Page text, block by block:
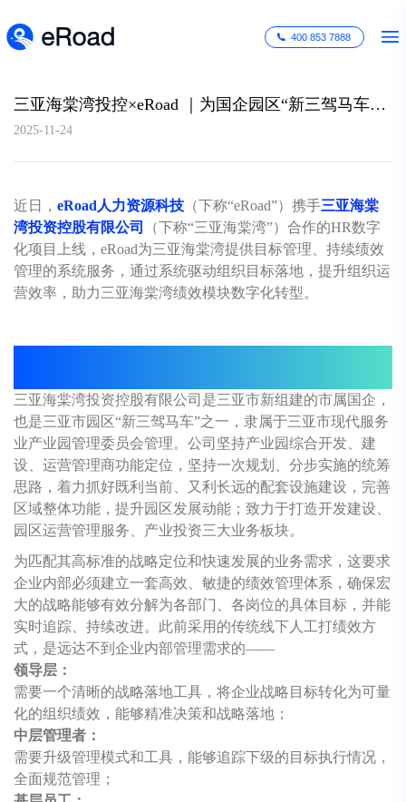
400 853 7888
三亚海棠湾投控×eRoad ｜为国企园区“新三驾马车”注入绩效数字化新动能
2025-11-24
近日， eRoad人力资源科技 （下称“eRoad”）携手三亚海棠
湾投资控股有限公司
（下称“三亚海棠湾”）合作的HR数字
化项目上线，eRoad为三亚海棠湾提供目标管理、持续绩效
管理的系统服务，通过系统驱动组织目标落地，提升组织运
营效率，助力三亚海棠湾绩效模块数字化转型。
三亚海棠湾投资控股有限公司是三亚市新组建的市属国企，
也是三亚市园区“新三驾马车”之一，隶属于三亚市现代服务
业产业园管理委员会管理。公司坚持产业园综合开发、建
设、运营管理商功能定位，坚持一次规划、分步实施的统筹
思路，着力抓好既利当前、又利长远的配套设施建设，完善
区域整体功能，提升园区发展动能；致力于打造开发建设、
园区运营管理服务、产业投资三大业务板块。
为匹配其高标准的战略定位和快速发展的业务需求，这要求
企业内部必须建立一套高效、敏捷的绩效管理体系，确保宏
大的战略能够有效分解为各部门、各岗位的具体目标，并能
实时追踪、持续改进。此前采用的传统线下人工打绩效方
式，是远达不到企业内部管理需求的——
领导层：
需要一个清晰的战略落地工具，将企业战略目标转化为可量
化的组织绩效，能够精准决策和战略落地；
中层管理者：
需要升级管理模式和工具，能够追踪下级的目标执行情况，
全面规范管理；